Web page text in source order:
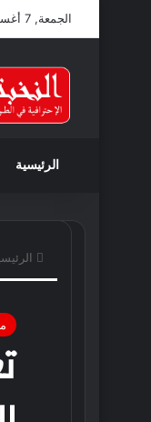
الجمعة, 7 أغسطس 2026
الرئيسية